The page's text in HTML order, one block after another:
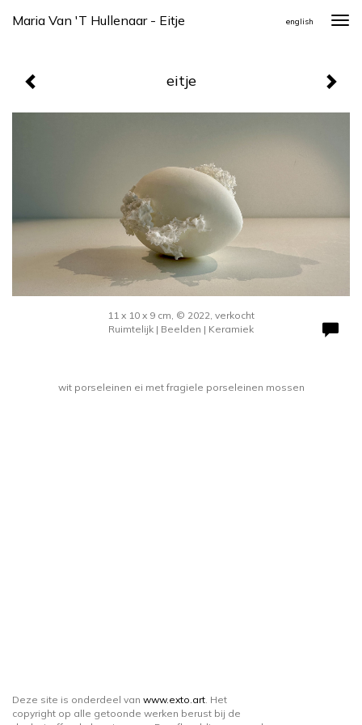
Maria Van 't Hullenaar - Eitje english
eitje
11 x 10 x 9 cm, © 2022, verkocht
Ruimtelijk | Beelden | Keramiek
wit porseleinen ei met fragiele porseleinen mossen
Deze site is onderdeel van www.exto.art. Het
copyright op alle getoonde werken berust bij de